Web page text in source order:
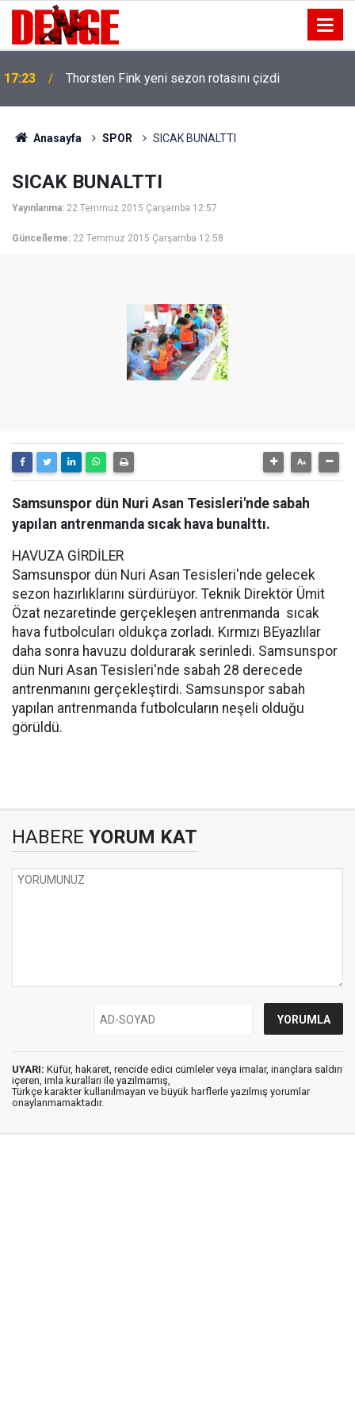
17:23 Thorsten Fink yeni sezon rotasını çizdi
Anasayfa SPOR SICAK BUNALTTI
SICAK BUNALTTI
Yayınlanma: 22 Temmuz 2015 Çarşamba 12:57
Güncelleme: 22 Temmuz 2015 Çarşamba 12:58
Samsunspor dün Nuri Asan Tesisleri'nde sabah
yapılan antrenmanda sıcak hava bunalttı.
HAVUZA GİRDİLER
Samsunspor dün Nuri Asan Tesisleri'nde gelecek
sezon hazırlıklarını sürdürüyor. Teknik Direktör Ümit
Özat nezaretinde gerçekleşen antrenmanda sıcak
hava futbolcuları oldukça zorladı. Kırmızı BEyazlılar
daha sonra havuzu doldurarak serinledi. Samsunspor
dün Nuri Asan Tesisleri'nde sabah 28 derecede
antrenmanını gerçekleştirdi. Samsunspor sabah
yapılan antrenmanda futbolcuların neşeli olduğu
görüldü.
HABERE YORUM KAT
UYARI: Küfür, hakaret, rencide edici cümleler veya imalar, inançlara saldırı
içeren, imla kuralları ile yazılmamış,
Türkçe karakter kullanılmayan ve büyük harflerle yazılmış yorumlar
onaylanmamaktadır.